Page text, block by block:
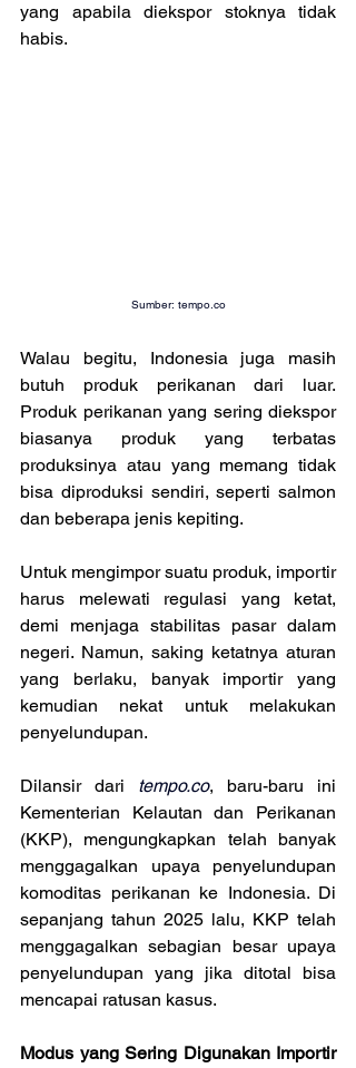
yang apabila diekspor stoknya tidak
habis.
Sumber: tempo.co
Walau begitu, Indonesia juga masih
butuh produk perikanan dari luar.
Produk perikanan yang sering diekspor
biasanya produk yang terbatas
produksinya atau yang memang tidak
bisa diproduksi sendiri, seperti salmon
dan beberapa jenis kepiting.
Untuk mengimpor suatu produk, importir
harus melewati regulasi yang ketat,
demi menjaga stabilitas pasar dalam
negeri. Namun, saking ketatnya aturan
yang berlaku, banyak importir yang
kemudian nekat untuk melakukan
penyelundupan.
Dilansir dari tempo.co, baru-baru ini
Kementerian Kelautan dan Perikanan
(KKP), mengungkapkan telah banyak
menggagalkan upaya penyelundupan
komoditas perikanan ke Indonesia. Di
sepanjang tahun 2025 lalu, KKP telah
menggagalkan sebagian besar upaya
penyelundupan yang jika ditotal bisa
mencapai ratusan kasus.
Modus yang Sering Digunakan Importir